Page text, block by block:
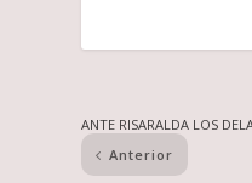
ANTE RISARALDA LOS
Anterior